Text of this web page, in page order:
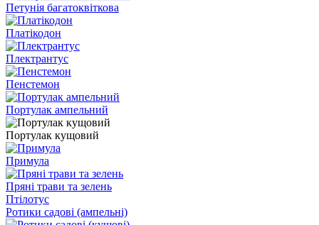
Петунія багатоквіткова
Платікодон
Плектрантус
Пенстемон
Портулак ампельний
Портулак кущовий
Примула
Пряні трави та зелень
Птілотус
Ротики садові (ампельні)